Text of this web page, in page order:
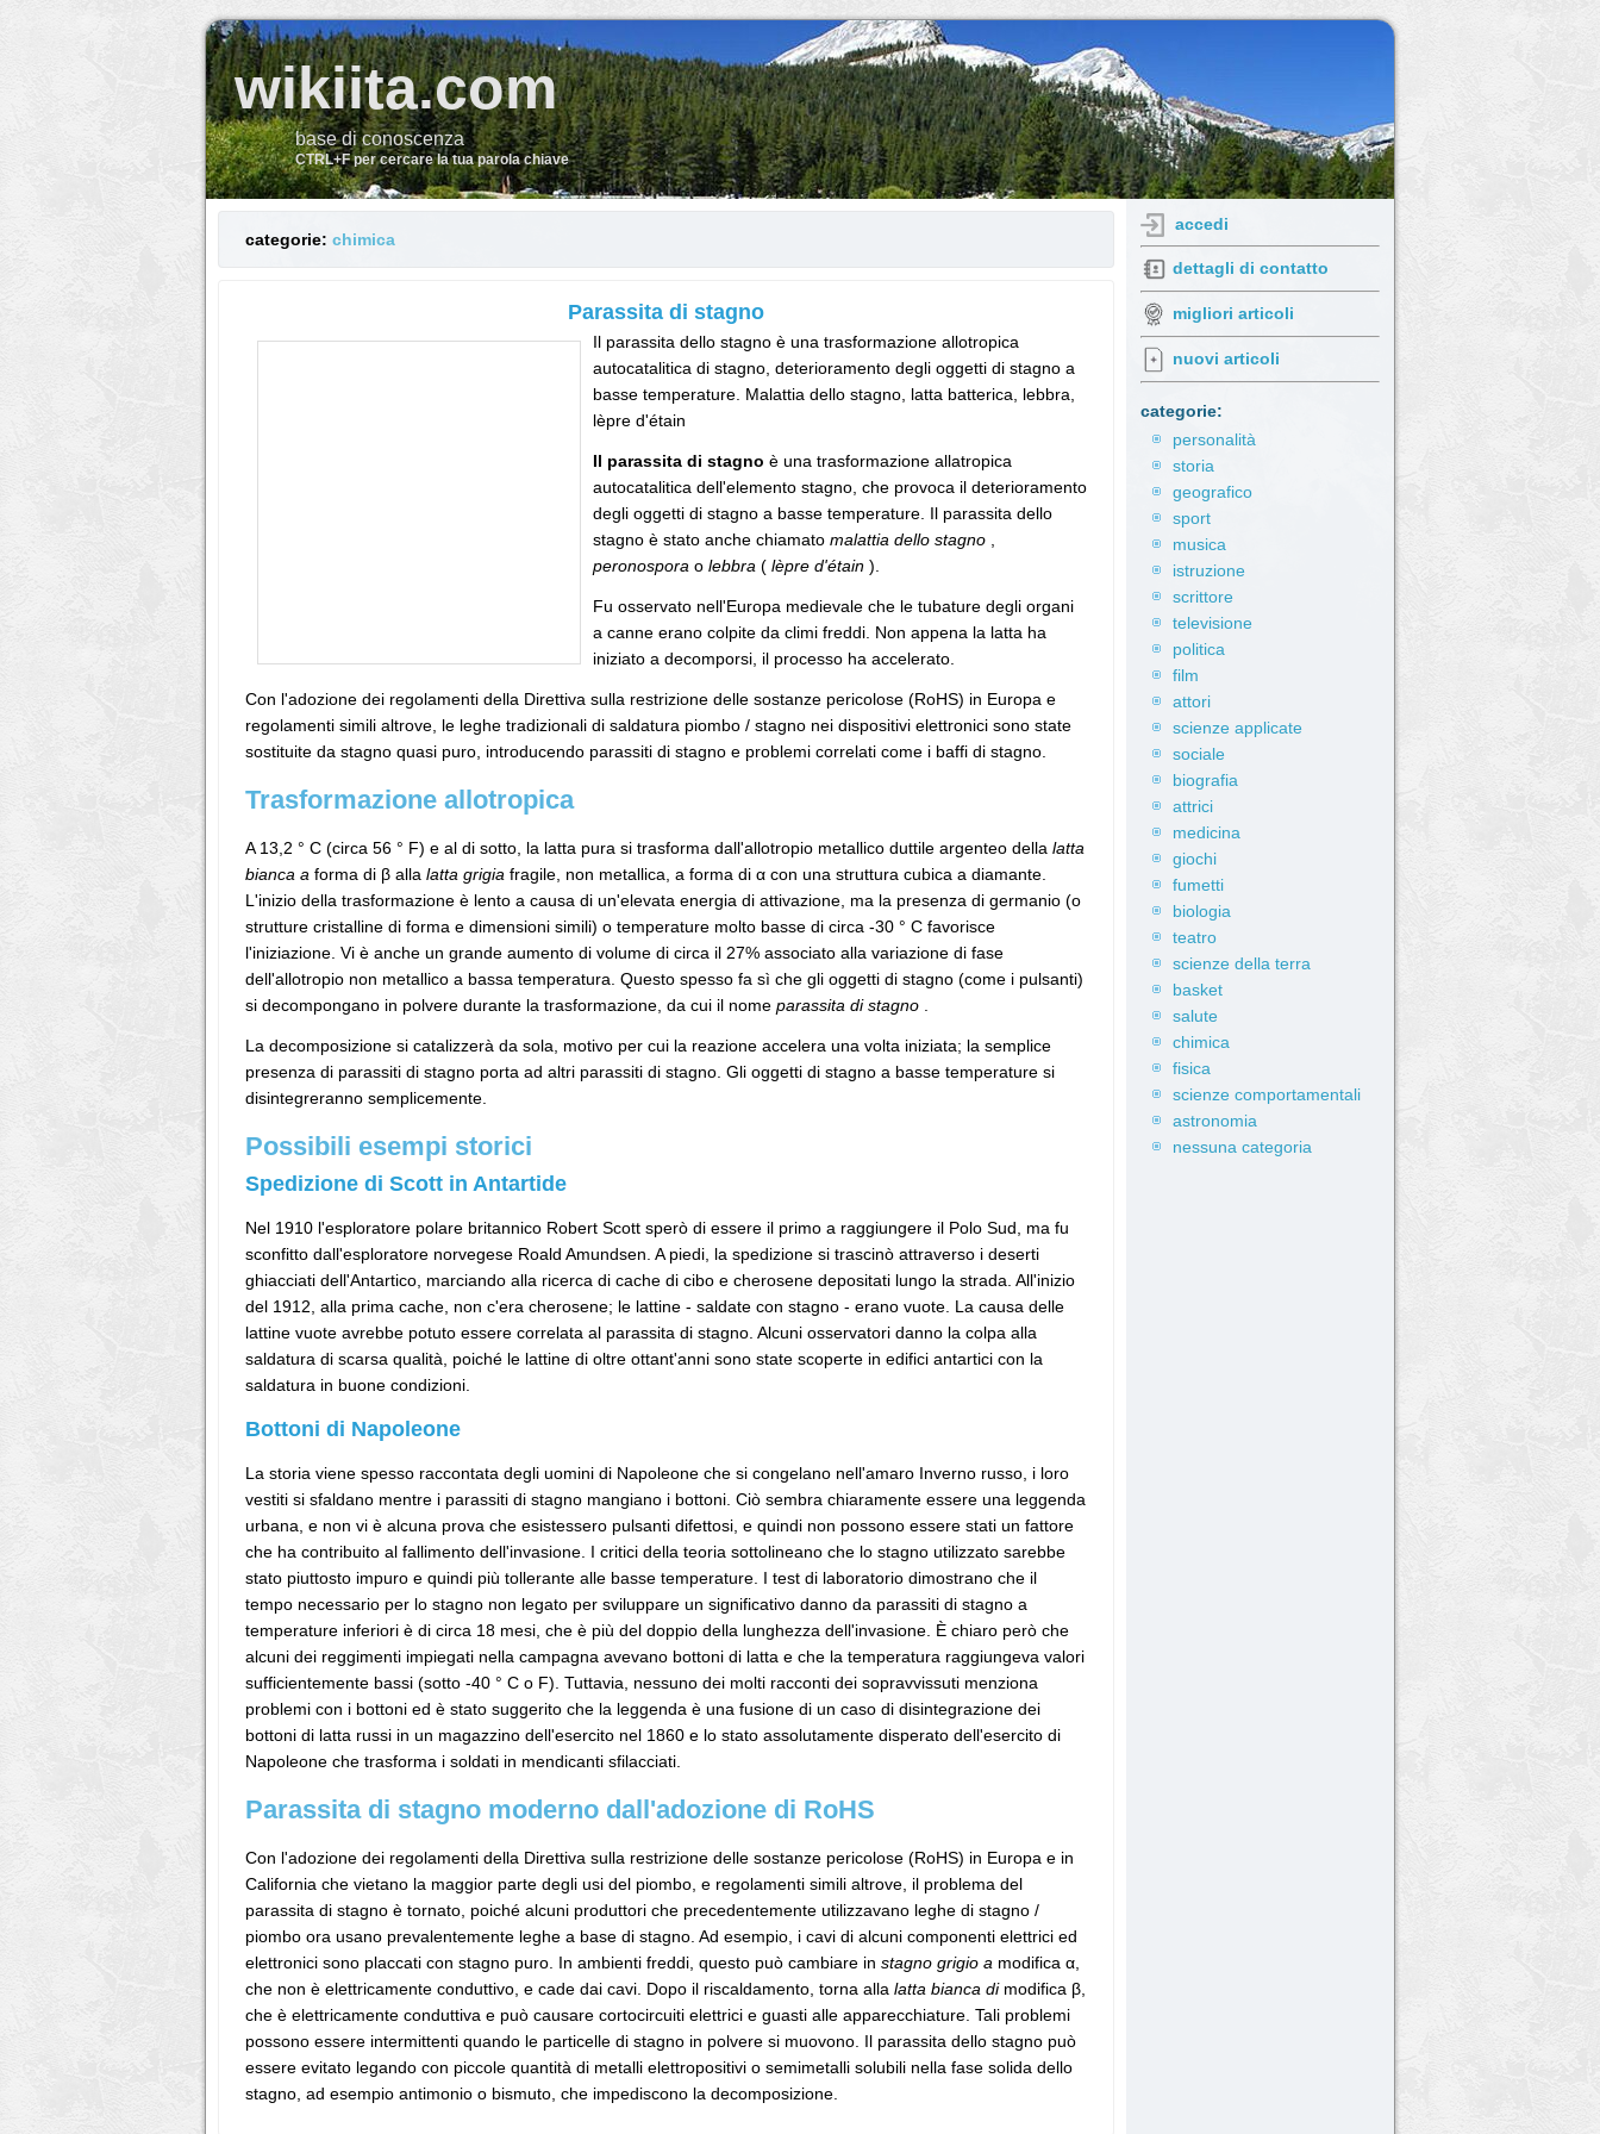
wikiita.com
base di conoscenza
CTRL+F per cercare la tua parola chiave
categorie: chimica
Parassita di stagno
Il parassita dello stagno è una trasformazione allotropica
autocatalitica di stagno, deterioramento degli oggetti di stagno a
basse temperature. Malattia dello stagno, latta batterica, lebbra,
lèpre d'étain
Il parassita di stagno è una trasformazione allatropica
autocatalitica dell'elemento stagno, che provoca il deterioramento
degli oggetti di stagno a basse temperature. Il parassita dello
stagno è stato anche chiamato malattia dello stagno
peronospora o lebbra ( lèpre d'étain ).
Fu osservato nell'Europa medievale che le tubature degli organi
a canne erano colpite da climi freddi. Non appena la latta ha
iniziato a decomporsi, il processo ha accelerato.
Con l'adozione dei regolamenti della Direttiva sulla restrizione delle sostanze pericolose (RoHS) in Europa e
regolamenti simili altrove, le leghe tradizionali di saldatura piombo / stagno nei dispositivi elettronici sono state
sostituite da stagno quasi puro, introducendo parassiti di stagno e problemi correlati come i baffi di stagno.
Trasformazione allotropica
A 13,2 ° C (circa 56 ° F) e al di sotto, la latta pura si trasforma dall'allotropio metallico duttile argenteo della latta
bianca a forma di β alla latta grigia fragile, non metallica, a forma di α con una struttura cubica a diamante.
L'inizio della trasformazione è lento a causa di un'elevata energia di attivazione, ma la presenza di germanio (o
strutture cristalline di forma e dimensioni simili) o temperature molto basse di circa -30 ° C favorisce
l'iniziazione. Vi è anche un grande aumento di volume di circa il 27% associato alla variazione di fase
dell'allotropio non metallico a bassa temperatura. Questo spesso fa sì che gli oggetti di stagno (come i pulsanti)
si decompongano in polvere durante la trasformazione, da cui il nome parassita di stagno
La decomposizione si catalizzerà da sola, motivo per cui la reazione accelera una volta iniziata; la semplice
presenza di parassiti di stagno porta ad altri parassiti di stagno. Gli oggetti di stagno a basse temperature si
disintegreranno semplicemente.
Possibili esempi storici
Spedizione di Scott in Antartide
Nel 1910 l'esploratore polare britannico Robert Scott sperò di essere il primo a raggiungere il Polo Sud, ma fu
sconfitto dall'esploratore norvegese Roald Amundsen. A piedi, la spedizione si trascinò attraverso i deserti
ghiacciati dell'Antartico, marciando alla ricerca di cache di cibo e cherosene depositati lungo la strada. All'inizio
del 1912, alla prima cache, non c'era cherosene; le lattine - saldate con stagno - erano vuote. La causa delle
lattine vuote avrebbe potuto essere correlata al parassita di stagno. Alcuni osservatori danno la colpa alla
saldatura di scarsa qualità, poiché le lattine di oltre ottant'anni sono state scoperte in edifici antartici con la
saldatura in buone condizioni.
Bottoni di Napoleone
La storia viene spesso raccontata degli uomini di Napoleone che si congelano nell'amaro Inverno russo, i loro
vestiti si sfaldano mentre i parassiti di stagno mangiano i bottoni. Ciò sembra chiaramente essere una leggenda
urbana, e non vi è alcuna prova che esistessero pulsanti difettosi, e quindi non possono essere stati un fattore
che ha contribuito al fallimento dell'invasione. I critici della teoria sottolineano che lo stagno utilizzato sarebbe
stato piuttosto impuro e quindi più tollerante alle basse temperature. I test di laboratorio dimostrano che il
tempo necessario per lo stagno non legato per sviluppare un significativo danno da parassiti di stagno a
temperature inferiori è di circa 18 mesi, che è più del doppio della lunghezza dell'invasione. È chiaro però che
alcuni dei reggimenti impiegati nella campagna avevano bottoni di latta e che la temperatura raggiungeva valori
sufficientemente bassi (sotto -40 ° C o F). Tuttavia, nessuno dei molti racconti dei sopravvissuti menziona
problemi con i bottoni ed è stato suggerito che la leggenda è una fusione di un caso di disintegrazione dei
bottoni di latta russi in un magazzino dell'esercito nel 1860 e lo stato assolutamente disperato dell'esercito di
Napoleone che trasforma i soldati in mendicanti sfilacciati.
Parassita di stagno moderno dall'adozione di RoHS
Con l'adozione dei regolamenti della Direttiva sulla restrizione delle sostanze pericolose (RoHS) in Europa e in
California che vietano la maggior parte degli usi del piombo, e regolamenti simili altrove, il problema del
parassita di stagno è tornato, poiché alcuni produttori che precedentemente utilizzavano leghe di stagno /
piombo ora usano prevalentemente leghe a base di stagno. Ad esempio, i cavi di alcuni componenti elettrici ed
elettronici sono placcati con stagno puro. In ambienti freddi, questo può cambiare in stagno grigio a modifica α,
che non è elettricamente conduttivo, e cade dai cavi. Dopo il riscaldamento, torna alla latta bianca dimodifica β,
che è elettricamente conduttiva e può causare cortocircuiti elettrici e guasti alle apparecchiature. Tali problemi
possono essere intermittenti quando le particelle di stagno in polvere si muovono. Il parassita dello stagno può
essere evitato legando con piccole quantità di metalli elettropositivi o semimetalli solubili nella fase solida dello
stagno, ad esempio antimonio o bismuto, che impediscono la decomposizione.
accedi
dettagli di contatto
migliori articoli
nuovi articoli
categorie:
personalità
storia
geografico
sport
musica
istruzione
scrittore
televisione
politica
film
attori
scienze applicate
sociale
biografia
attrici
medicina
giochi
fumetti
biologia
teatro
scienze della terra
basket
salute
chimica
fisica
scienze comportamentali
astronomia
nessuna categoria